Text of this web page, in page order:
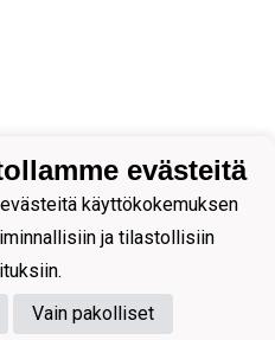
evästeitä
käyttökokemuksen
ja tilastollisiin
Vain pakolliset